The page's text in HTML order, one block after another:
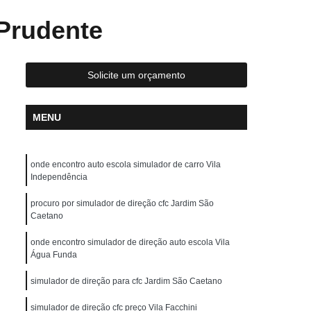
Aula de Direção em Carros
Aulas de Direção para Habilitados
para Carteira a
Auto Escola para Cnh
Auto Escola para Fazer Reciclagem
para Idosos
Escola para Primeira Habilitação
Auto Escola para Renovação de CNH
Carteira de Motorista Auto Escola
de Motorista Categoria D
Carteira de Motorista Definitiva
Solicite um orçamento
MENU
onde encontro auto escola simulador de carro Vila
Independência
procuro por simulador de direção cfc Jardim São
Caetano
onde encontro simulador de direção auto escola Vila
Água Funda
simulador de direção para cfc Jardim São Caetano
simulador de direção cfc preço Vila Facchini